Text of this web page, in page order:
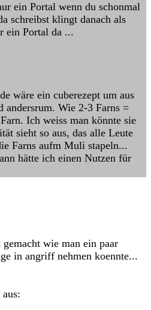
ein Portal wenn du schonmal
schreibst klingt danach als
ein Portal da ...
wäre ein cuberezept um aus
andersrum. Wie 2-3 Farns =
Ich weiss man könnte sie
sieht so aus, das alle Leute
Farns aufm Muli stapeln...
hätte ich einen Nutzen für
wie man ein paar
in angriff nehmen koennte...